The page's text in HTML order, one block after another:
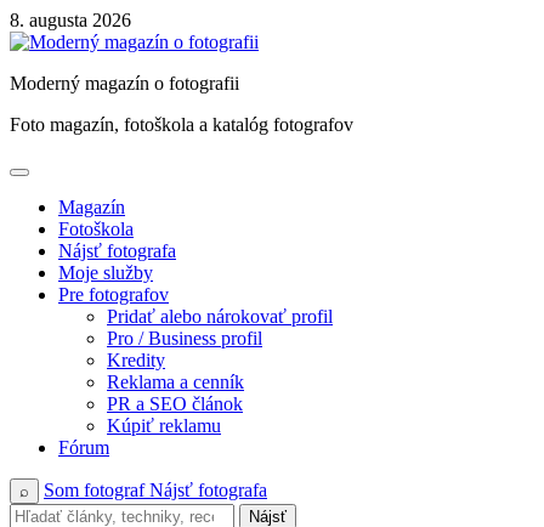
Skip
to
8. augusta 2026
Moderný magazín o fotografii
Foto magazín, fotoškola a katalóg fotografov
Magazín
Fotoškola
Nájsť fotografa
Moje služby
Pre fotografov
Pridať alebo nárokovať profil
Pro / Business profil
Kredity
Reklama a cenník
PR a SEO článok
Kúpiť reklamu
Fórum
⌕ Som fotografNájsť fotografa
Nájsť